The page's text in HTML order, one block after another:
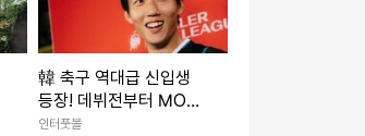
韓 축구 역대급 신입생
등장! 데뷔전부터 MOM
→현지 호평 일색…“승리
인터풋볼